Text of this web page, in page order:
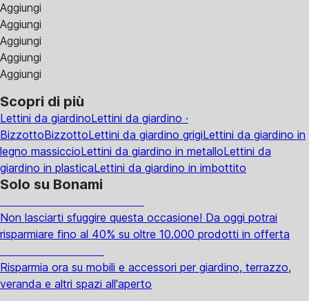
Aggiungi
Aggiungi
Aggiungi
Aggiungi
Aggiungi
Scopri di più
Lettini da giardinoLettini da giardino ·
BizzottoBizzottoLettini da giardino grigiLettini da giardino in
legno massiccioLettini da giardino in metalloLettini da
giardino in plasticaLettini da giardino in imbottito
Solo su Bonami
Non lasciarti sfuggire questa occasione! Da oggi potrai
risparmiare fino al 40% su oltre 10.000 prodotti in offerta
Risparmia ora su mobili e accessori per giardino, terrazzo,
veranda e altri spazi all'aperto